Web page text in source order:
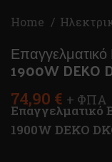
Home
1900W DEKO
74,90 € + ΦΠΑ
Επαγγελματικό
1900W DEKO